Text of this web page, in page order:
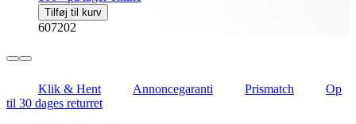
Tilføj til kurv
607202
Klik & Hent Annoncegaranti Prismatch
Op
til 30 dages returret